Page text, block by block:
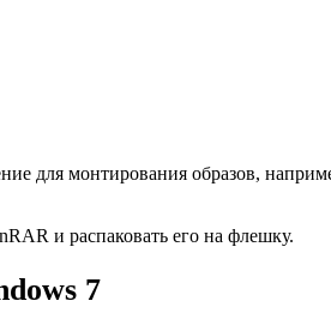
для монтирования образов,
и распаковать его на флешку.
7